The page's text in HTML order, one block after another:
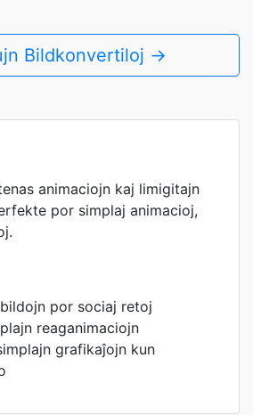
Bildkonvertiloj →
animaciojn kaj limigitajn
por simplaj animacioj,
por sociaj retoj
reaganimaciojn
grafikaĵojn kun